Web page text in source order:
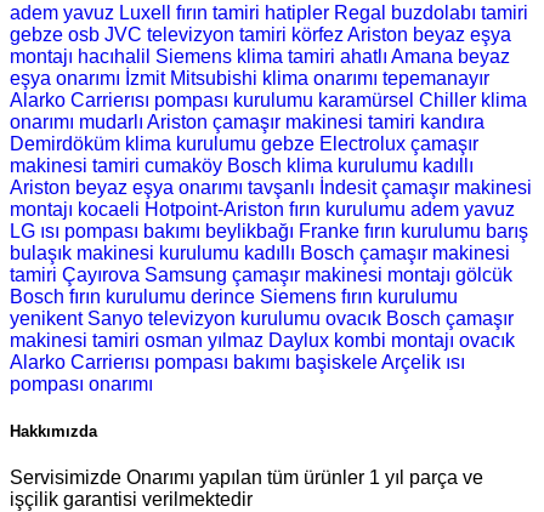
adem yavuz Luxell fırın tamiri hatipler Regal buzdolabı tamiri
gebze osb JVC televizyon tamiri körfez Ariston beyaz eşya
montajı hacıhalil Siemens klima tamiri ahatlı Amana beyaz
eşya onarımı İzmit Mitsubishi klima onarımı tepemanayır
Alarko Carrierısı pompası kurulumu karamürsel Chiller klima
onarımı mudarlı Ariston çamaşır makinesi tamiri kandıra
Demirdöküm klima kurulumu gebze Electrolux çamaşır
makinesi tamiri cumaköy Bosch klima kurulumu kadıllı
Ariston beyaz eşya onarımı tavşanlı İndesit çamaşır makinesi
montajı kocaeli Hotpoint-Ariston fırın kurulumu adem yavuz
LG ısı pompası bakımı beylikbağı Franke fırın kurulumu barış
bulaşık makinesi kurulumu kadıllı Bosch çamaşır makinesi
tamiri Çayırova Samsung çamaşır makinesi montajı gölcük
Bosch fırın kurulumu derince Siemens fırın kurulumu
yenikent Sanyo televizyon kurulumu ovacık Bosch çamaşır
makinesi tamiri osman yılmaz Daylux kombi montajı ovacık
Alarko Carrierısı pompası bakımı başiskele Arçelik ısı
pompası onarımı
Hakkımızda
Servisimizde Onarımı yapılan tüm ürünler 1 yıl parça ve
işçilik garantisi verilmektedir